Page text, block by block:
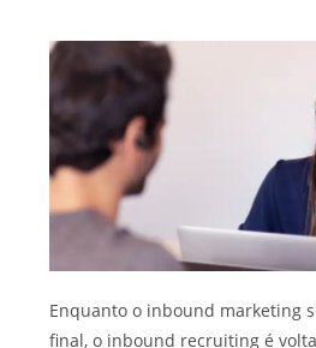
Enquanto o inbound marketing
final, o inbound recruiting é